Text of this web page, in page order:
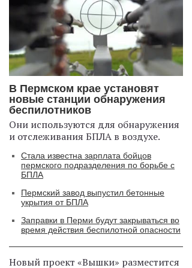
В Пермском крае установят
новые станции обнаружения
беспилотников
Они используются для обнаружения
и отслеживания БПЛА в воздухе.
Стала известна зарплата бойцов
пермского подразделения по борьбе с
БПЛА
Пермский завод выпустил бетонные
укрытия от БПЛА
Заправки в Перми будут закрываться во
время действия беспилотной опасности
Новый проект «Вышки» разместится